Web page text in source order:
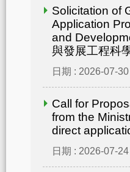
Solicitation of
Application
and
與發展工程科
日期 : 2026-07-30
Call for
from the
direct
日期 : 2026-07-24